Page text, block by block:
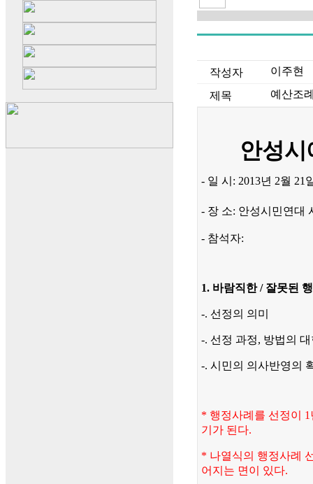
작성자 이주현
제목 예산조
안성시
- 일 시: 2013년 2월 21
- 장 소: 안성시민연대
- 참석자:
1. 바람직한 / 잘못된
-. 선정의 의미
-. 선정 과정, 방법의
-. 시민의 의사반영의
* 행정사례를 선정이
기가 된다.
* 나열식의 행정사례
어지는 면이 있다.